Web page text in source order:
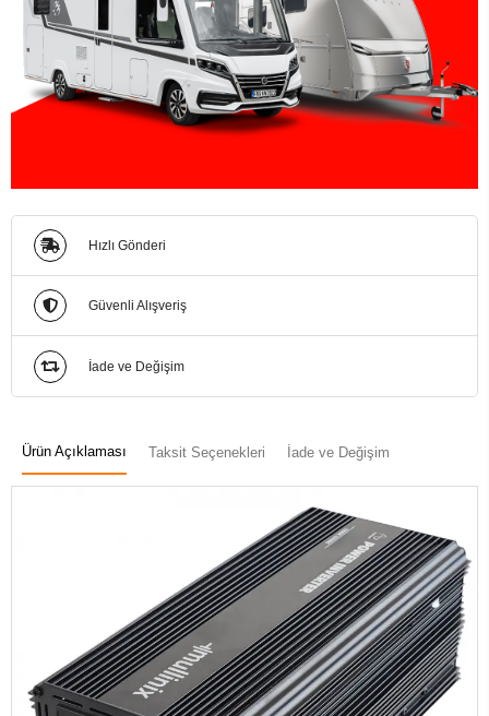
Hızlı Gönderi
Güvenli Alışveriş
İade ve Değişim
Ürün Açıklaması Taksit Seçenekleri İade ve Değişim